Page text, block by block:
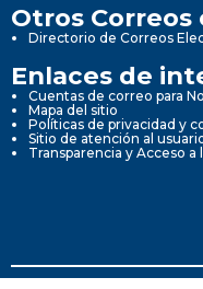
Otros
Directorio de Correos
Enlaces de
Cuentas de correo para
Mapa del sitio
Políticas de privacidad y
Sitio de atención al
Transparencia y Acceso